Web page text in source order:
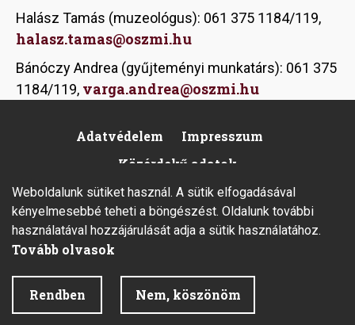
Halász Tamás (muzeológus): 061 375 1184/119,
halasz.tamas@oszmi.hu
Bánóczy Andrea (gyűjteményi munkatárs): 061 375
1184/119, varga.andrea@oszmi.hu
Footer
Adatvédelem
Impresszum
Közérdekű adatok
Fejlesztette az Integral Vision Kft.
Weboldalunk sütiket használ. A sütik elfogadásával
kényelmesebbé teheti a böngészést. Oldalunk további
használatával hozzájárulását adja a sütik használatához.
Tovább olvasok
Rendben Nem, köszönöm